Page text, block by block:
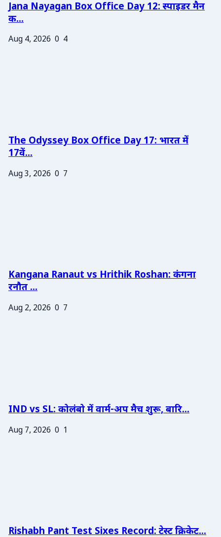
Jana Nayagan Box Office Day 12: स्पाइडर मैन
क...
Aug 4, 2026 0 4
The Odyssey Box Office Day 17: भारत में
17वें...
Aug 3, 2026 0 7
Kangana Ranaut vs Hrithik Roshan: कंगना
रनौत ...
Aug 2, 2026 0 7
IND vs SL: कोलंबो में वार्म-अप मैच शुरू, बारि...
Aug 7, 2026 0 1
Rishabh Pant Test Sixes Record: टेस्ट क्रिकेट...